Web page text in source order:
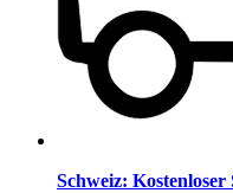
Schweiz: